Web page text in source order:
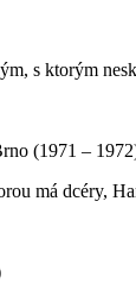
s ktorým
(1971 –
má dcéry,